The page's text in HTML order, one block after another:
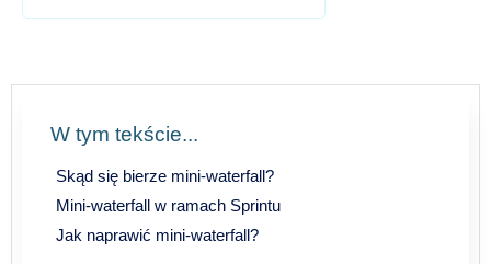
W tym tekście...
Skąd się bierze mini-waterfall?
Mini-waterfall w ramach Sprintu
Jak naprawić mini-waterfall?